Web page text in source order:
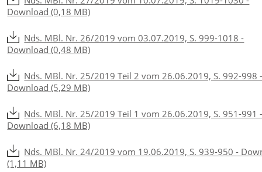
Download (0,18 MB)
Nds. MBl. Nr. 26/2019 vom 03.07.2019, S. 999-1018 -
Download (0,48 MB)
Nds. MBl. Nr. 25/2019 Teil 2 vom 26.06.2019, S. 992-998
Download (5,29 MB)
Nds. MBl. Nr. 25/2019 Teil 1 vom 26.06.2019, S. 951-991
Download (6,18 MB)
Nds. MBl. Nr. 24/2019 vom 19.06.2019, S. 939-950 -
(1,11 MB)